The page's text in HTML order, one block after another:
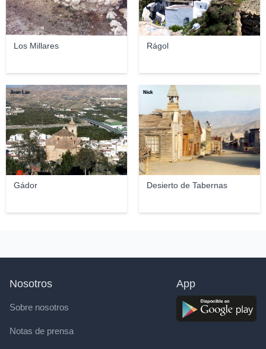
Los Millares Rágol
Gádor
Juan Lax
Desierto de Tabernas
Nick
Nosotros
Sobre nosotros
Notas de prensa
App